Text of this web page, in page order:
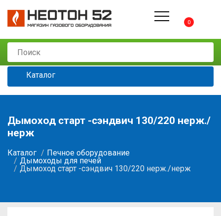
0
Каталог
Дымоход старт -сэндвич 130/220 нерж./
нерж
Каталог
Печное оборудование
Дымоходы для печей
Дымоход старт -сэндвич 130/220 нерж./нерж